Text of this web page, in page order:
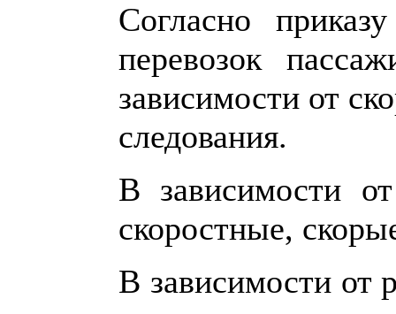
Согласно
перевозок
зависимости от
следования.
В зависимости
скоростные,
В зависимости от